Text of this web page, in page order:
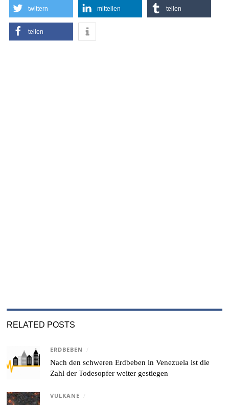
twittern mitteilen teilen
teilen
RELATED POSTS
ERDBEBEN /
Nach den schweren Erdbeben in Venezuela ist die
Zahl der Todesopfer weiter gestiegen
VULKANE /